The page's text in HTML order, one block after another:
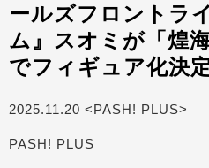
ールズフロントラ
ム』スオミが「煌
でフィギュア化決
2025.11.20 <PASH! PLUS>
PASH! PLUS